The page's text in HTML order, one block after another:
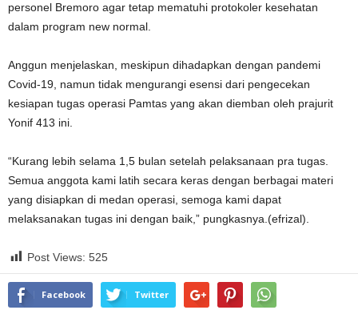
personel Bremoro agar tetap mematuhi protokoler kesehatan
dalam program new normal.
Anggun menjelaskan, meskipun dihadapkan dengan pandemi
Covid-19, namun tidak mengurangi esensi dari pengecekan
kesiapan tugas operasi Pamtas yang akan diemban oleh prajurit
Yonif 413 ini.
“Kurang lebih selama 1,5 bulan setelah pelaksanaan pra tugas.
Semua anggota kami latih secara keras dengan berbagai materi
yang disiapkan di medan operasi, semoga kami dapat
melaksanakan tugas ini dengan baik,” pungkasnya.(efrizal).
Post Views: 525
Facebook Twitter